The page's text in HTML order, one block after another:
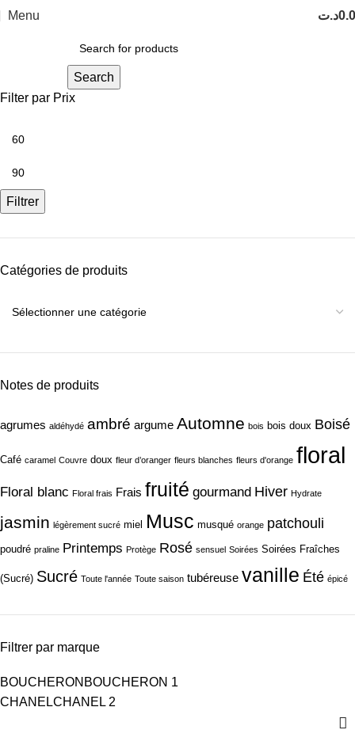
Menu د.ت
Search
Filter par Prix
Filtrer
Catégories de produits
Notes de produits
agrumes aldéhydé ambré argume Automne bois bois doux Boisé
Café caramel Couvre doux fleur d’oranger fleurs blanches fleurs d'orange floral
Floral blanc Floral frais Frais fruité gourmand Hiver Hydrate
jasmin légèrement sucré miel Musc musqué orange patchouli
poudré praline Printemps Protège Rosé sensuel Soirées Soirées Fraîches
(Sucré) Sucré Toute l'année Toute saison tubéreuse vanille Été épicé
Filtrer par marque
BOUCHERON BOUCHERON 1
CHANELCHANEL 2